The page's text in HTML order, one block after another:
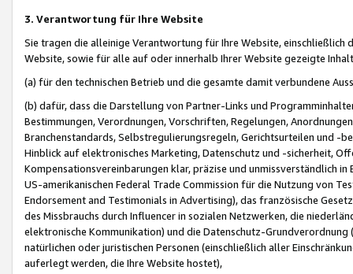
3. Verantwortung für Ihre Website
Sie tragen die alleinige Verantwortung für Ihre Website,
Website, sowie für alle auf oder innerhalb Ihrer Website gezeigte
(a) für den technischen Betrieb und die gesamte damit verbundene
(b) dafür, dass die Darstellung von Partner-Links und
Bestimmungen, Verordnungen, Vorschriften, Regelungen,
Branchenstandards, Selbstregulierungsregeln, Gerichtsurteilen und -
Hinblick auf elektronisches Marketing, Datenschutz und -sicherheit,
Kompensationsvereinbarungen klar, präzise und unmissverständlich
US-amerikanischen Federal Trade Commission für die Nutzung von
Endorsement and Testimonials in Advertising), das französische
des Missbrauchs durch Influencer in sozialen Netzwerken, die
elektronische Kommunikation) und die Datenschutz-
natürlichen oder juristischen Personen (einschließlich aller
auferlegt werden, die Ihre Website hostet),